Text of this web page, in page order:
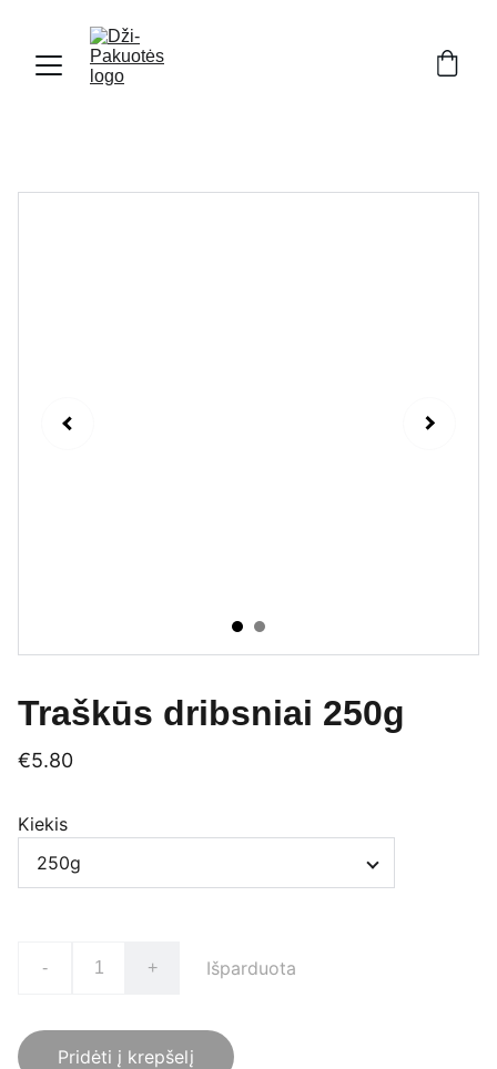
Traškūs dribsniai 250g
€5.80
Kiekis
- + Išparduota
Pridėti į krepšelį